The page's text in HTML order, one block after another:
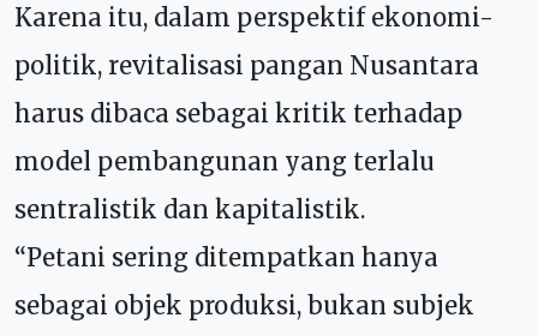
Karena itu, dalam perspektif ekonomi-
politik, revitalisasi pangan Nusantara
harus dibaca sebagai kritik terhadap
model pembangunan yang terlalu
sentralistik dan kapitalistik.
“Petani sering ditempatkan hanya
sebagai objek produksi, bukan subjek